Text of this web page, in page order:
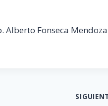
Alberto Fonseca Mendoza